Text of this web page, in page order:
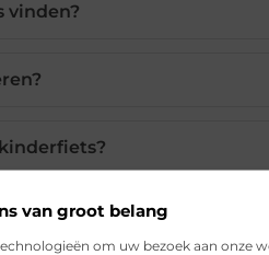
van groot belang
om uw bezoek aan onze
vinden?
voor kinderen?